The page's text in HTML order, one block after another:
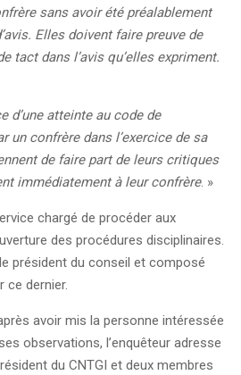
sans avoir été préalablement
Elles doivent faire preuve de
tact dans l’avis qu’elles expriment.
d’une atteinte au code de
un confrère dans l’exercice de sa
de faire part de leurs critiques
immédiatement à leur confrère. »
chargé de procéder aux
des procédures disciplinaires.
président du conseil et composé
ce dernier.
avoir mis la personne intéressée
observations, l’enquêteur adresse
du CNTGI et deux membres